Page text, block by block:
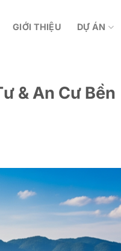
GIỚI THIỆU DỰ ÁN
& An Cư Bền